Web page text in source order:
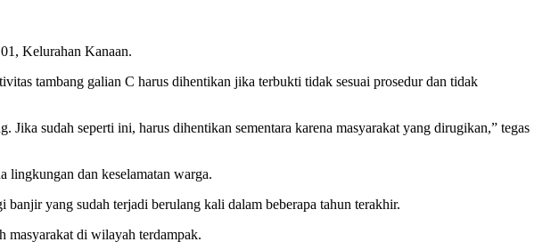
Kelurahan Kanaan.
tambang galian C harus dihentikan jika terbukti tidak sesuai prosedur dan tidak
sudah seperti ini, harus dihentikan sementara karena masyarakat yang dirugikan,” tegas
lingkungan dan keselamatan warga.
yang sudah terjadi berulang kali dalam beberapa tahun terakhir.
masyarakat di wilayah terdampak.